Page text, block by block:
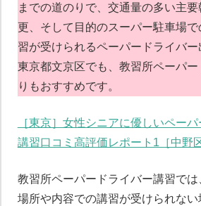
までの道のりで、交通量の多い主
更、そして目的のスーパー駐車場
習が受けられるペーパードライバー
東京都文京区でも、教習所ペーパー
りもおすすめです。
［東京］女性シニアに優しいペー
講習口コミ高評価レポート1［中野区
教習所ペーパードライバー講習で
場所や内容での講習が受けられな